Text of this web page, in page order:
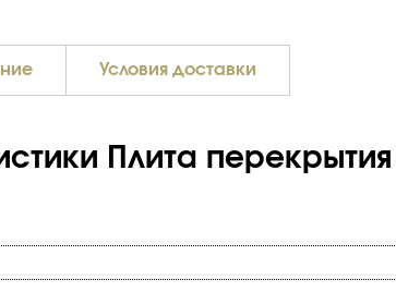
Условия доставки
Плита перекрытия